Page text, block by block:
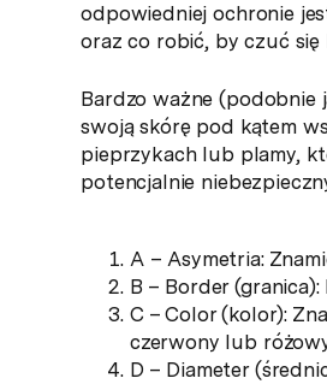
odpowiedniej ochronie
oraz co robić, by czuć
Bardzo ważne
swoją skórę pod kątem
pieprzykach lub plamy,
potencjalnie
A – Asymetria:
B – Border
C – Color (kolor):
czerwony lub
D – Diameter